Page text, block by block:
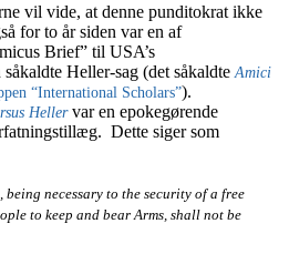
vil vide, at denne punditokrat ikke
for to år siden var en af
Brief” til USA’s
Heller-sag (det såkaldte Amici
“International Scholars”).
Hellervar en epokegørende
Dette siger som
necessary to the security of a free
to keep and bear Arms, shall not be